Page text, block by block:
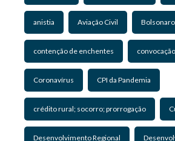
anistia Aviação Civil Bolsonaro
contenção de enchentes convocação
Coronavírus CPI da Pandemia
crédito rural; socorro; prorrogação
Desenvolvimento Regional